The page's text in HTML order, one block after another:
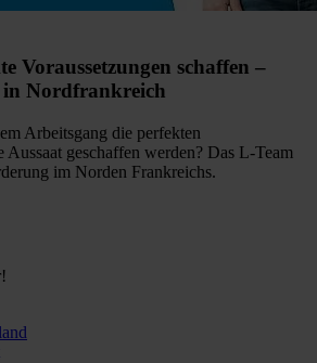
Voraussetzungen schaffen –
in Nordfrankreich
Arbeitsgang die perfekten
Aussaat geschaffen werden? Das L-Team
im Norden Frankreichs.